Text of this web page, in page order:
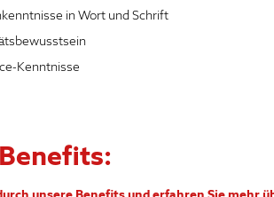
in Wort und Schrift
Kenntnisse